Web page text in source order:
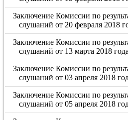
Заключение Комиссии по
слушаний от 20 февраля 2018
Заключение Комиссии по
слушаний от 13 марта 2018 года
Заключение Комиссии по
слушаний от 03 апреля 2018
Заключение Комиссии по
слушаний от 05 апреля 2018